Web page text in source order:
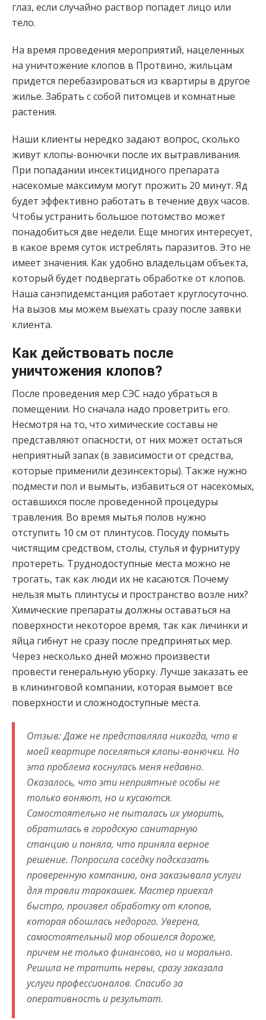
глаз, если случайно раствор попадет лицо или
тело.
На время проведения мероприятий, нацеленных
на уничтожение клопов в Протвино, жильцам
придется перебазироваться из квартиры в другое
жилье. Забрать с собой питомцев и комнатные
растения.
Наши клиенты нередко задают вопрос, сколько
живут клопы-вонючки после их вытравливания.
При попадании инсектицидного препарата
насекомые максимум могут прожить 20 минут. Яд
будет эффективно работать в течение двух часов.
Чтобы устранить большое потомство может
понадобиться две недели. Еще многих интересует,
в какое время суток истреблять паразитов. Это не
имеет значения. Как удобно владельцам объекта,
который будет подвергать обработке от клопов.
Наша санэпидемстанция работает круглосуточно.
На вызов мы можем выехать сразу после заявки
клиента.
Как действовать после
уничтожения клопов?
После проведения мер СЭС надо убраться в
помещении. Но сначала надо проветрить его.
Несмотря на то, что химические составы не
представляют опасности, от них может остаться
неприятный запах (в зависимости от средства,
которые применили дезинсекторы). Также нужно
подмести пол и вымыть, избавиться от насекомых,
оставшихся после проведенной процедуры
травления. Во время мытья полов нужно
отступить 10 см от плинтусов. Посуду помыть
чистящим средством, столы, стулья и фурнитуру
протереть. Труднодоступные места можно не
трогать, так как люди их не касаются. Почему
нельзя мыть плинтусы и пространство возле них?
Химические препараты должны оставаться на
поверхности некоторое время, так как личинки и
яйца гибнут не сразу после предпринятых мер.
Через несколько дней можно произвести
провести генеральную уборку. Лучше заказать ее
в клининговой компании, которая вымоет все
поверхности и сложнодоступные места.
Отзыв: Даже не представляла никогда, что в
моей квартире поселяться клопы-вонючки. Но
эта проблема коснулась меня недавно.
Оказалось, что эти неприятные особы не
только воняют, но и кусаются.
Самостоятельно не пыталась их уморить,
обратилась в городскую санитарную
станцию и поняла, что приняла верное
решение. Попросила соседку подсказать
проверенную компанию, она заказывала услуги
для травли таракашек. Мастер приехал
быстро, произвел обработку от клопов,
которая обошлась недорого. Уверена,
самостоятельный мор обошелся дороже,
причем не только финансово, но и морально.
Решила не тратить нервы, сразу заказала
услуги профессионалов. Спасибо за
оперативность и результат.